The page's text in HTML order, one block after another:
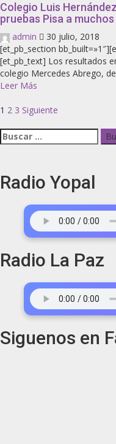
Colegio Luis
pruebas Pisa a
admin
30 julio, 2018
[et_pb_section
[et_pb_text] Los resultados
colegio Mercedes Abrego,
Leer Más
1 2 3 Siguiente
Radio Yopal
Radio La Paz
Siguenos en